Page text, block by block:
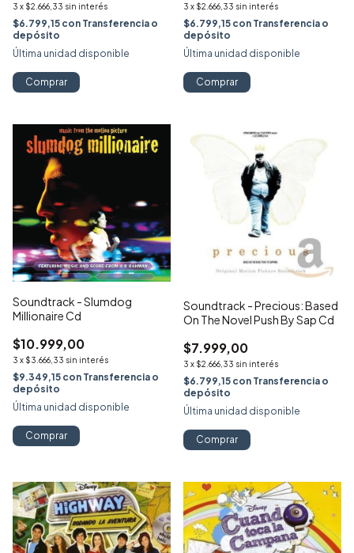
3 x $2.666,33 sin interés
$6.799,15 con Transferencia o
depósito
Última unidad disponible
Comprar
3 x $2.666,33 sin interés
$6.799,15 con Transferencia o
depósito
Última unidad disponible
Comprar
Soundtrack - Slumdog
Millionaire Cd
$10.999,00
3 x $3.666,33 sin interés
$9.349,15 con Transferencia o
depósito
Última unidad disponible
Comprar
Soundtrack - Precious: Based
On The Novel Push By Sap Cd
$7.999,00
3 x $2.666,33 sin interés
$6.799,15 con Transferencia o
depósito
Última unidad disponible
Comprar